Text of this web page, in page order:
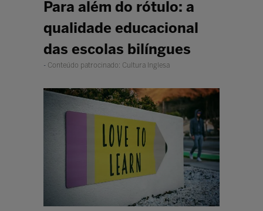
Para além do rótulo: a
qualidade educacional
das escolas bilíngues
Conteúdo patrocinado: Cultura Inglesa